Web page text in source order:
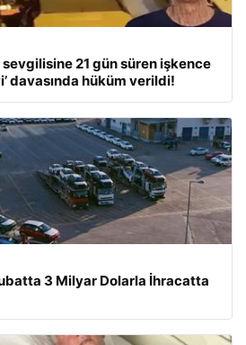
21 gün süren işkence
davasında hüküm verildi!
3 Milyar Dolarla İhracatta